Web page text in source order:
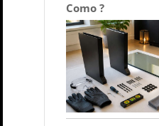
Como ?